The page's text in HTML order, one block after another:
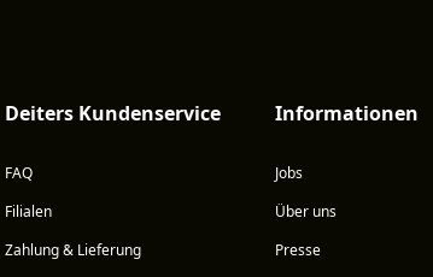
Deiters Kundenservice
FAQ
Filialen
Zahlung & Lieferung
Informationen
Jobs
Über uns
Presse